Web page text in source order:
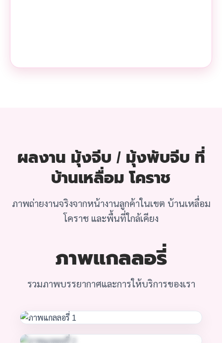
ผลงาน มุ้งจีบ / มุ้งพับจีบ ที่
บ้านเหลื่อม โคราช
ภาพถ่ายงานจริงจากหน้างานลูกค้าในเขต บ้านเหลื่อม
โคราช และพื้นที่ใกล้เคียง
ภาพแกลลอรี่
รวมภาพบรรยากาศและการให้บริการของเรา